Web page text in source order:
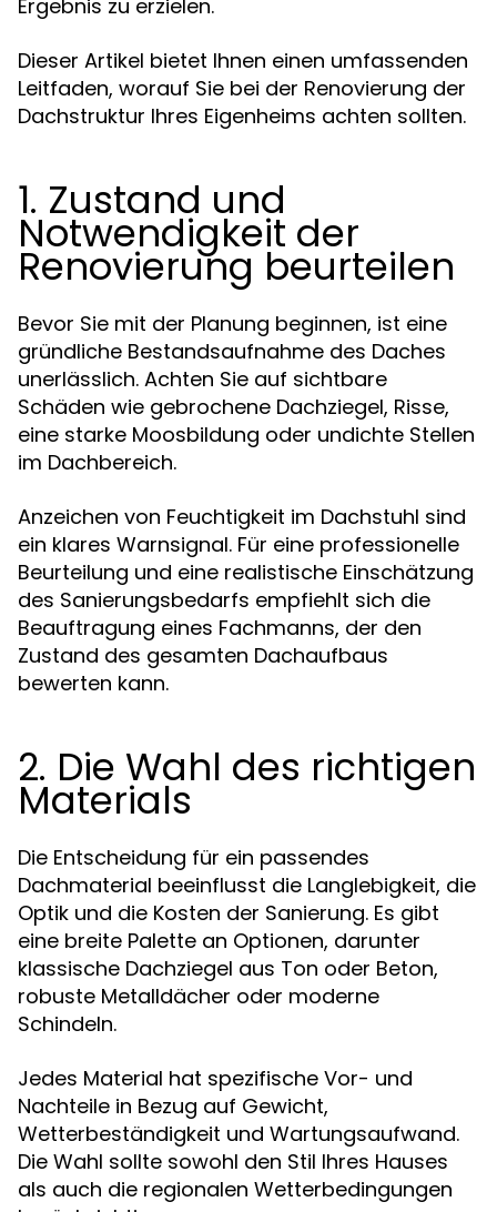
Ergebnis zu erzielen.
Dieser Artikel bietet Ihnen einen umfassenden
Leitfaden, worauf Sie bei der Renovierung der
Dachstruktur Ihres Eigenheims achten sollten.
1. Zustand und
Notwendigkeit der
Renovierung beurteilen
Bevor Sie mit der Planung beginnen, ist eine
gründliche Bestandsaufnahme des Daches
unerlässlich. Achten Sie auf sichtbare
Schäden wie gebrochene Dachziegel, Risse,
eine starke Moosbildung oder undichte Stellen
im Dachbereich.
Anzeichen von Feuchtigkeit im Dachstuhl sind
ein klares Warnsignal. Für eine professionelle
Beurteilung und eine realistische Einschätzung
des Sanierungsbedarfs empfiehlt sich die
Beauftragung eines Fachmanns, der den
Zustand des gesamten Dachaufbaus
bewerten kann.
2. Die Wahl des richtigen
Materials
Die Entscheidung für ein passendes
Dachmaterial beeinflusst die Langlebigkeit, die
Optik und die Kosten der Sanierung. Es gibt
eine breite Palette an Optionen, darunter
klassische Dachziegel aus Ton oder Beton,
robuste Metalldächer oder moderne
Schindeln.
Jedes Material hat spezifische Vor- und
Nachteile in Bezug auf Gewicht,
Wetterbeständigkeit und Wartungsaufwand.
Die Wahl sollte sowohl den Stil Ihres Hauses
als auch die regionalen Wetterbedingungen